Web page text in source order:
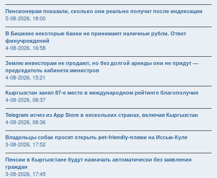
Пенсионерам показали, сколько они реально получат после индексации
5-08-2026, 18:00
В Бишкеке некоторые банки не принимают наличные рубли. Ответ
финучреждений
4-08-2026, 16:58
Землю инвесторам не продают, но без долгой аренды они не придут —
председатель кабинета министров
4-08-2026, 15:21
Кыргызстан занял 87-е место в международном рейтинге благополучия
4-08-2026, 08:37
Telegram исчез из App Store в нескольких странах, включая Кыргызстан
4-08-2026, 08:36
Владельцы собак просят открыть pet-friendly-пляжи на Иссык-Куле
3-08-2026, 17:52
Пенсии в Кыргызстане будут назначать автоматически без заявления
граждан
3-08-2026, 17:45